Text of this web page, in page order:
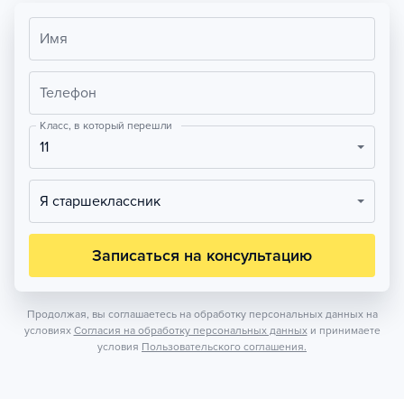
Имя
Телефон
Класс, в который перешли
11
Я старшеклассник
Записаться на консультацию
Продолжая, вы соглашаетесь на обработку персональных данных на
условиях Согласия на обработку персональных данных и принимаете
условия Пользовательского соглашения.